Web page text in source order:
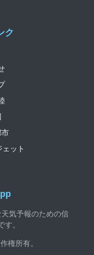
気予報のための信
す。
権所有。
ク
ット